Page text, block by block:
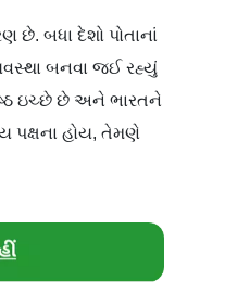
છે. બધા દેશો પોતાનાં
બનવા જઈ રહ્યું
ઇચ્છે છે અને ભારતને
પક્ષના હોય, તેમણે